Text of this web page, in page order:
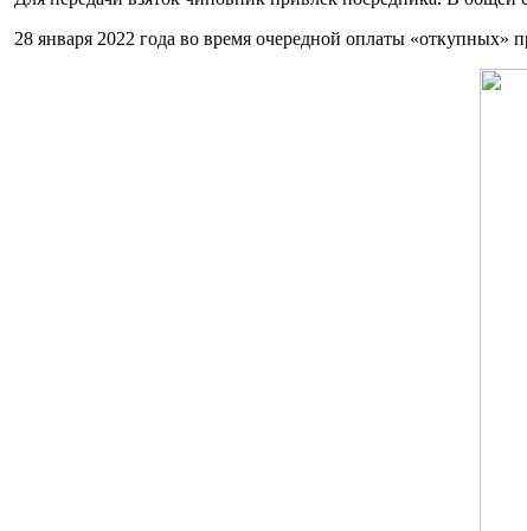
28 января 2022 года во время очередной оплаты «откупных»